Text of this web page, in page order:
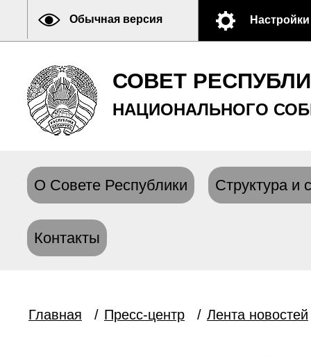
Обычная версия Настройки
СОВЕТ
НАЦИОНАЛЬНОГО
О Совете Республики Структура и
Контакты
Главная / Пресс-центр / Лента новостей